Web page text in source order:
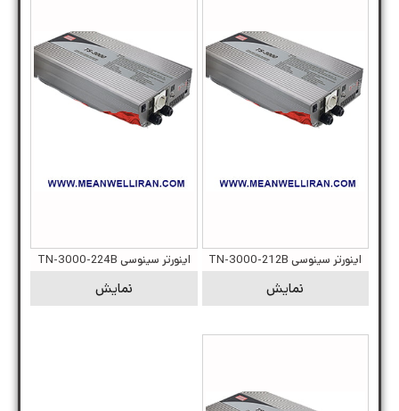
اینورتر سینوسی TN-3000-212B
نمایش
اینورتر سینوسی TN-3000-224B
نمایش